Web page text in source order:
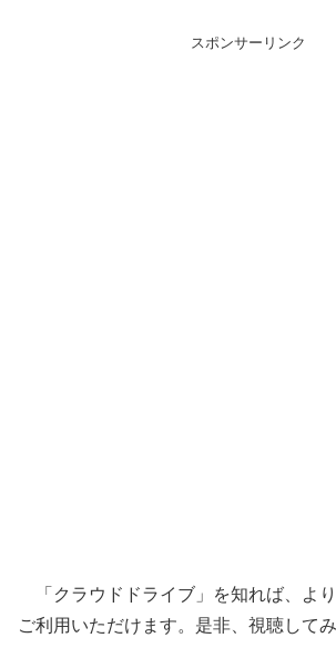
スポンサーリンク
「クラウドドライブ」を知れば、よ
ご利用いただけます。是非、視聴してみ